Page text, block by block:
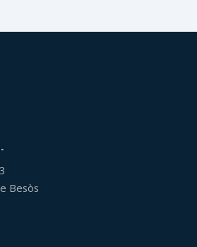
Besòs